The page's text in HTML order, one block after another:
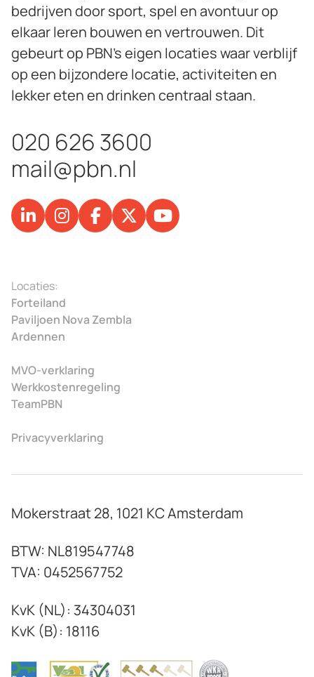
bedrijven door sport, spel en avontuur op
elkaar leren bouwen en vertrouwen. Dit
gebeurt op PBN’s eigen locaties waar verblijf
op een bijzondere locatie, activiteiten en
lekker eten en drinken centraal staan.
020 626 3600
mail@pbn.nl
Locaties:
Forteiland
Paviljoen Nova Zembla
Ardennen
MVO-verklaring
Werkkostenregeling
TeamPBN
Privacyverklaring
Mokerstraat 28, 1021 KC Amsterdam
BTW: NL819547748
TVA: 0452567752
KvK (NL): 34304031
KvK (B): 18116